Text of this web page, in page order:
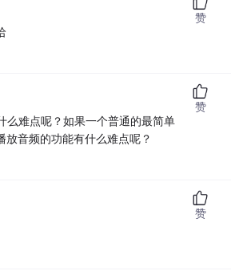
赞
么难点呢？如果一个普通的最简单
放音频的功能有什么难点呢？
赞
赞